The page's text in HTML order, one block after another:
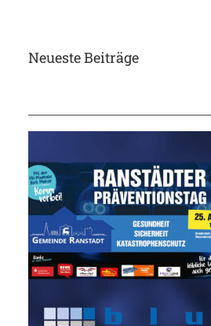
Neueste Beiträge